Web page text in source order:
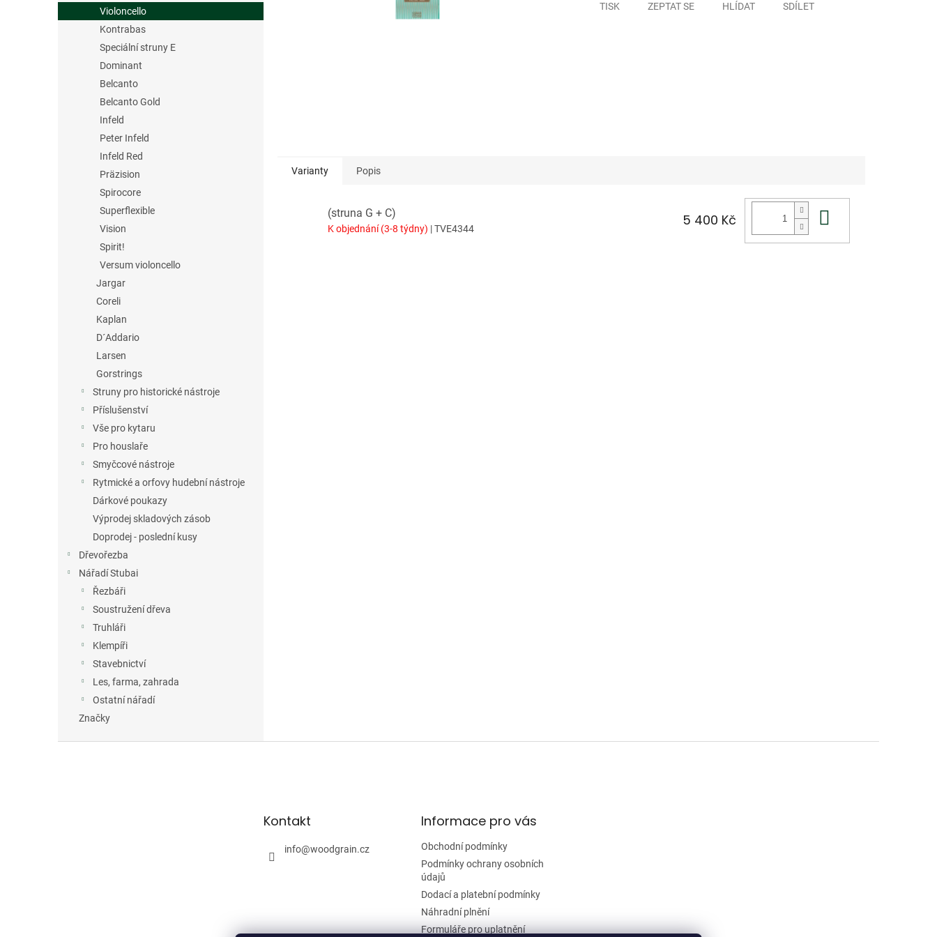
e
Violoncello
Kontrabas
Speciální struny E
Dominant
Belcanto
Belcanto Gold
Infeld
Peter Infeld
Infeld Red
Präzision
Spirocore
Superflexible
Vision
Spirit!
Versum violoncello
Jargar
Coreli
Kaplan
D´Addario
Larsen
Gorstrings
Struny pro historické nástroje
Příslušenství
Vše pro kytaru
Pro houslaře
Smyčcové nástroje
Rytmické a orfovy hudební nástroje
Dárkové poukazy
Výprodej skladových zásob
Doprodej - poslední kusy
Dřevořezba
Nářadí Stubai
Řezbáři
Soustružení dřeva
Truhláři
Klempíři
Stavebnictví
Les, farma, zahrada
Ostatní nářadí
Značky
TISK ZEPTAT SE HLÍDAT SDÍLET
Varianty Popis
(struna G + C)
K objednání (3-8 týdny) | TVE4344 5 400 Kč
Kontakt
info@woodgrain.cz
Informace pro vás
Obchodní podmínky
Podmínky ochrany osobních
údajů
Dodací a platební podmínky
Náhradní plnění
Formuláře pro uplatnění